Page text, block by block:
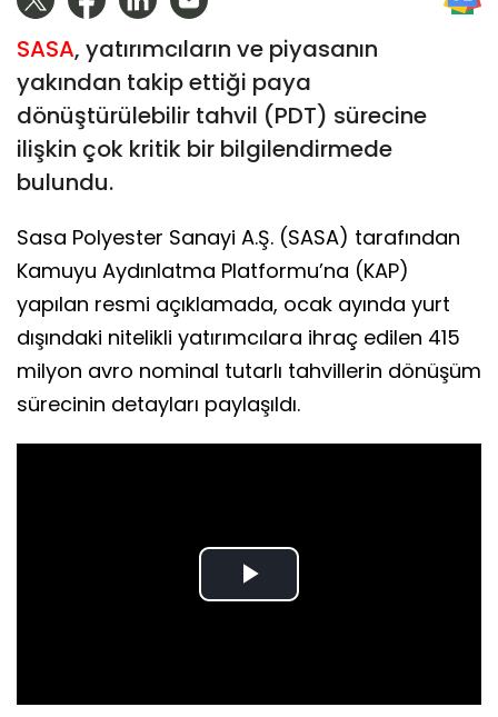
SASA, yatırımcıların ve piyasanın
yakından takip ettiği paya
dönüştürülebilir tahvil (PDT) sürecine
ilişkin çok kritik bir bilgilendirmede
bulundu.
Sasa Polyester Sanayi A.Ş. (SASA) tarafından
Kamuyu Aydınlatma Platformu’na (KAP)
yapılan resmi açıklamada, ocak ayında yurt
dışındaki nitelikli yatırımcılara ihraç edilen 415
milyon avro nominal tutarlı tahvillerin dönüşüm
sürecinin detayları paylaşıldı.
Play